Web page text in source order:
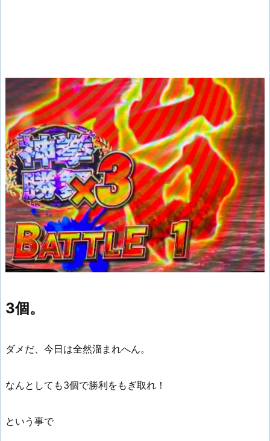
3個。
ダメだ、今日は全然溜まれへん。
なんとしても3個で勝利をもぎ取れ！
という事で